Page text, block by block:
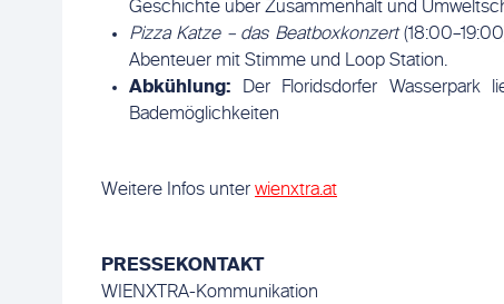
Geschichte über Zusammenhalt und
Pizza Katze – das Beatboxkonzert
Abenteuer mit Stimme und Loop Station.
Abkühlung: Der Floridsdorfer
Bademöglichkeiten
Weitere Infos unter wienxtra.at
PRESSEKONTAKT
WIENXTRA-Kommunikation